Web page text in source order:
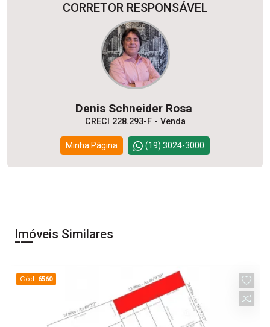
CORRETOR RESPONSÁVEL
Denis Schneider Rosa
CRECI 228.293-F - Venda
Minha Página (19) 3024-3000
Imóveis Similares
Cód. 6560